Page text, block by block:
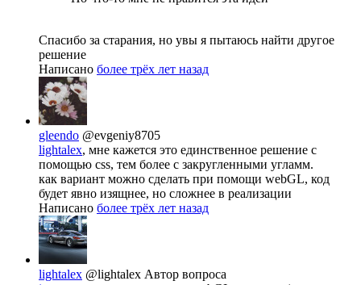
Спасибо за старания, но увы я пытаюсь найти другое
решение
Написано более трёх лет назад
gleendo @evgeniy8705
lightalex, мне кажется это единственное решение с
помощью css, тем более с закругленными угламм.
как вариант можно сделать при помощи webGL, код
будет явно изящнее, но сложнее в реализации
Написано более трёх лет назад
lightalex @lightalex Автор вопроса